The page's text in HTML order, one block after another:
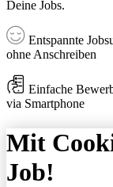
Deine Jobs.
Entspannte
ohne Anschreiben
Einfache
via Smartphone
Mit
Job!